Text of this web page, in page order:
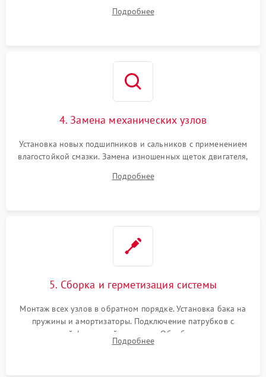
Восстановление целостности проводки и контактов.
Подробнее
4. Замена механических узлов
Установка новых подшипников и сальников с применением
влагостойкой смазки. Замена изношенных щеток двигателя,
или поврежденной резиновой манжеты.
Подробнее
5. Сборка и герметизация системы
Монтаж всех узлов в обратном порядке. Установка бака на
пружины и амортизаторы. Подключение патрубков с
надежной фиксацией хомутами. Обработка стыков
герметиком для предотвращения возможных протечек воды.
Подробнее